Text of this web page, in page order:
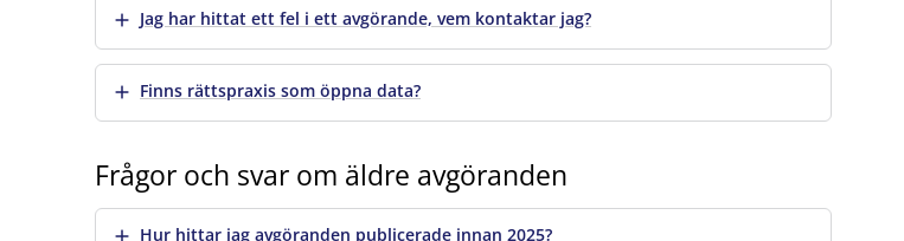
Visa merJag har hittat ett fel i ett avgörande, vem kontaktar jag?
Visa merFinns rättspraxis som öppna data?
Frågor och svar om äldre avgöranden
Visa merHur hittar jag avgöranden publicerade innan 2025?